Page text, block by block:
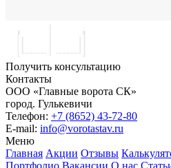
Получить консультацию
Контакты
ООО «Главные ворота СК»
город. Гулькевичи
Телефон: +7 (8652) 43-72-80
E-mail: info@vorotastav.ru
Меню
Главная Акции Отзывы
Портфолио Вакансии О нас